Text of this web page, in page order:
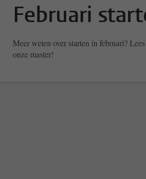
Februari
Meer weten over starten in februari?
onze master!